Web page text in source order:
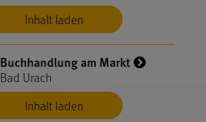
Inhalt laden
Inhalt laden
Buchhandlung am Markt
Bad Urach